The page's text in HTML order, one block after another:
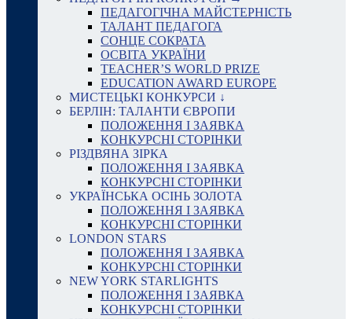
ПЕДАГОГІЧНА МАЙСТЕРНІСТЬ
ТАЛАНТ ПЕДАГОГА
СОНЦЕ СОКРАТА
ОСВІТА УКРАЇНИ
TEACHER’S WORLD PRIZE
EDUCATION AWARD EUROPE
МИСТЕЦЬКІ КОНКУРСИ ↓
БЕРЛІН: ТАЛАНТИ ЄВРОПИ
ПОЛОЖЕННЯ І ЗАЯВКА
КОНКУРСНІ СТОРІНКИ
РІЗДВЯНА ЗІРКА
ПОЛОЖЕННЯ І ЗАЯВКА
КОНКУРСНІ СТОРІНКИ
УКРАЇНСЬКА ОСІНЬ ЗОЛОТА
ПОЛОЖЕННЯ І ЗАЯВКА
КОНКУРСНІ СТОРІНКИ
LONDON STARS
ПОЛОЖЕННЯ І ЗАЯВКА
КОНКУРСНІ СТОРІНКИ
NEW YORK STARLIGHTS
ПОЛОЖЕННЯ І ЗАЯВКА
КОНКУРСНІ СТОРІНКИ